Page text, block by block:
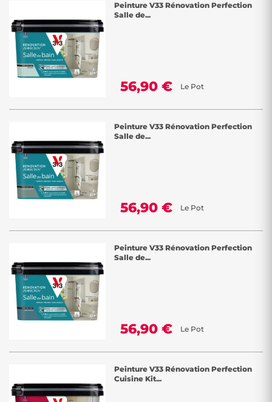
Peinture V33 Rénovation Perfection
Salle de...
56,90 € Le Pot
Peinture V33 Rénovation Perfection
Salle de...
56,90 € Le Pot
Peinture V33 Rénovation Perfection
Salle de...
56,90 € Le Pot
Peinture V33 Rénovation Perfection
Cuisine Kit...